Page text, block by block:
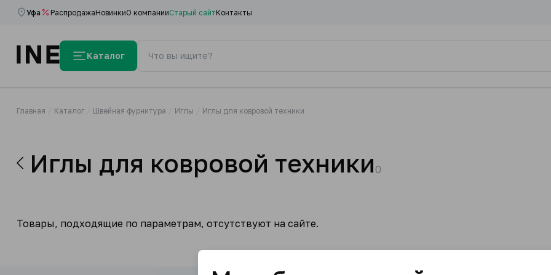
Уфа РаспродажаНовинкиО компанииСтарый сайтКонтакты
Каталог
Главная Каталог Швейная фурнитура Иглы Иглы для ковровой техники
Иглы для ковровой техники 0
Товары, подходящие по параметрам, отсутствуют на сайте.